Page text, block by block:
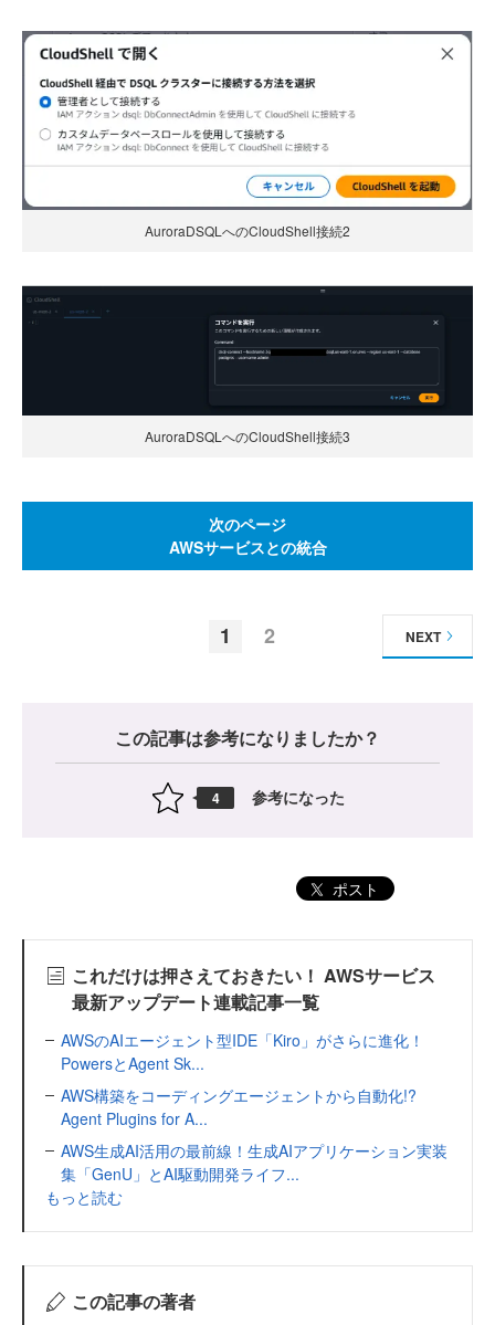
AuroraDSQLへのCloudShell接続2
AuroraDSQLへのCloudShell接続3
次のページ
AWSサービスとの統合
1 2 NEXT
この記事は参考になりましたか？
4 参考になった
ポスト
これだけは押さえておきたい！ AWSサービス
最新アップデート連載記事一覧
AWSのAIエージェント型IDE「Kiro」がさらに進化！
PowersとAgent Sk...
AWS構築をコーディングエージェントから自動化!?
Agent Plugins for A...
AWS生成AI活用の最前線！生成AIアプリケーション実装
集「GenU」とAI駆動開発ライフ...
もっと読む
この記事の著者